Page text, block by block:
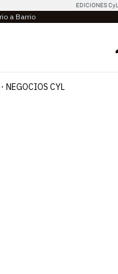
EDICIONES CyL
a Barrio
NEGOCIOS CYL